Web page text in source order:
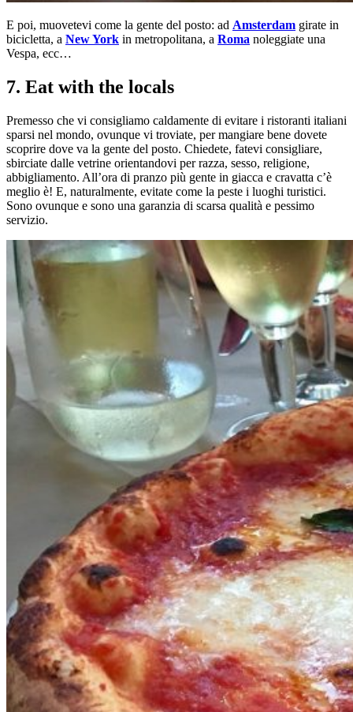
E poi, muovetevi come la gente del posto: ad Amsterdam girate in
bicicletta, a New York in metropolitana, a Roma noleggiate una
Vespa, ecc…
7. Eat with the locals
Premesso che vi consigliamo caldamente di evitare i ristoranti italiani
sparsi nel mondo, ovunque vi troviate, per mangiare bene dovete
scoprire dove va la gente del posto. Chiedete, fatevi consigliare,
sbirciate dalle vetrine orientandovi per razza, sesso, religione,
abbigliamento. All’ora di pranzo più gente in giacca e cravatta c’è
meglio è! E, naturalmente, evitate come la peste i luoghi turistici.
Sono ovunque e sono una garanzia di scarsa qualità e pessimo
servizio.